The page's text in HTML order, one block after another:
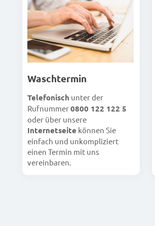
Waschtermin
Telefonisch unter der
Rufnummer0800 122 122 5
oder über unsere
Internetseite können Sie
einfach und unkompliziert
einen Termin mit uns
vereinbaren.